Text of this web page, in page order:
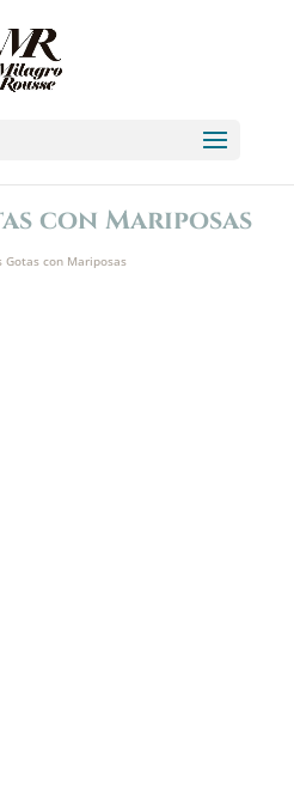
con Mariposas
Gotas con Mariposas